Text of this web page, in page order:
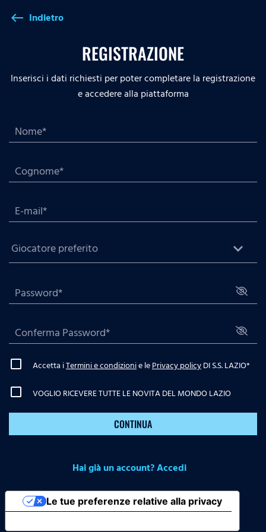
west Indietro
REGISTRAZIONE
Inserisci i dati richiesti per poter completare la registrazione
e accedere alla piattaforma
Accetta iTermini e condizionie lePrivacy policyDI S.S. LAZIO*
VOGLIO RICEVERE TUTTE LE NOVITA DEL MONDO LAZIO
CONTINUA
Hai già un account? Accedi
Le tue preferenze relative alla privacy